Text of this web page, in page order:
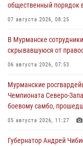
общественный порядок
07 августа 2026, 08:25
В Мурманске
скрывавшуюся от
06 августа 2026, 07:53
Мурманские
Чемпионата Северо-
боевому самбо,
05 августа 2026, 11:27
Губернатор Андрей